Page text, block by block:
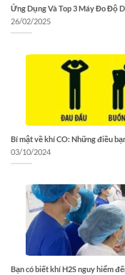
Ứng Dụng Và Top 3 Máy Đo Độ
26/02/2025
Bí mật về khí CO: Những điều
03/10/2024
Bạn có biết khí H2S nguy hiểm